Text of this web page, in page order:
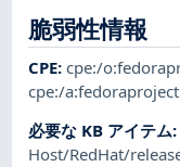
脆弱性情報
CPE:cpe:/
cpe:/
必要な KB アイテム:
Host/RedHat/